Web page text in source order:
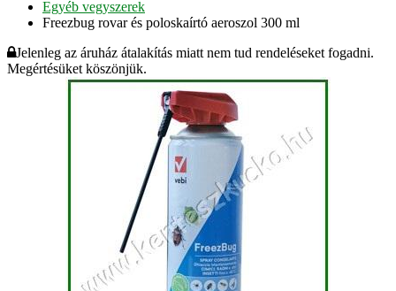
Egyéb vegyszerek
Freezbug rovar és poloskaírtó aeroszol 300 ml
Jelenleg az áruház átalakítás miatt nem tud rendeléseket fogadni.
Megértésüket köszönjük.